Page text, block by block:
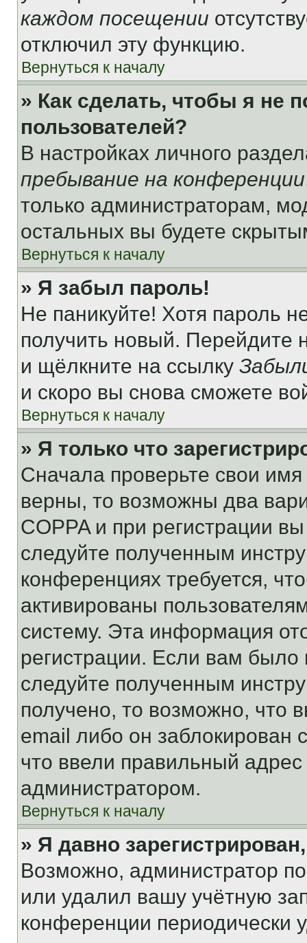
каждом посещении
отключил эту функцию.
Вернуться к началу
» Как сделать, чтобы я не
пользователей?
В настройках личного
пребывание на конференции
только администраторам,
остальных вы будете
Вернуться к началу
» Я забыл пароль!
Не паникуйте! Хотя пароль
получить новый. Перейдите
и щёлкните на ссылку
и скоро вы снова сможете
Вернуться к началу
» Я только что
Сначала проверьте свои
верны, то возможны два
COPPA и при регистрации
следуйте полученным
конференциях требуется,
активированы
систему. Эта информация
регистрации. Если вам
следуйте полученным
получено, то возможно, что
email либо он
что ввели правильный адрес
администратором.
Вернуться к началу
» Я давно
Возможно, администратор
или удалил вашу учётную
конференции периодически